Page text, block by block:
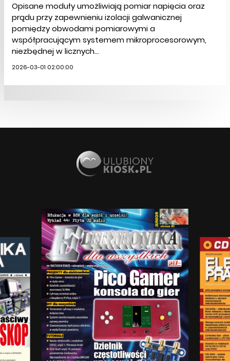
Opisane moduły umożliwiają pomiar napięcia oraz
prądu przy zapewnieniu izolacji galwanicznej
pomiędzy obwodami pomiarowymi a
współpracującym systemem mikroprocesorowym,
niezbędnej w licznych...
2026-03-01 02:00:00